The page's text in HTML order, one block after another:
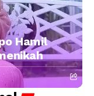
Hamil